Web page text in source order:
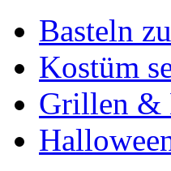
Basteln
Kostüm
Grillen &